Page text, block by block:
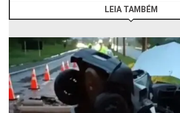
LEIA TAMBÉM